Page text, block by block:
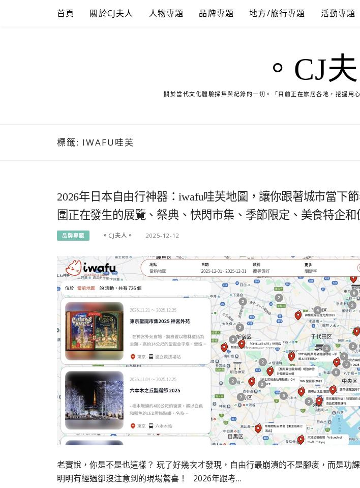
首頁 關於CJ夫人 人物專題 品牌專題 地方/旅行專題 活動專題
。CJ
關於當代文化體驗採集與紀錄的一切。「目前正在旅居各地，挖掘用
標籤: IWAFU哇芙
2026年日本自由行神器：iwafu哇芙地圖，讓你跟著城市當下
圍正在發生的展覽、祭典、快閃市集、季節限定、美食特企和
品牌專題 。CJ夫人。 2025-12-12
老實說，你是不是也這樣？ 玩了好幾次才發現，自由行最崩潰的不是腳痠，而是功
明明有經過卻沒注意到的現場驚喜！ 2026年跟考…